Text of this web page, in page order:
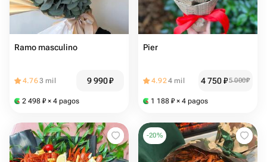
Ramo masculino
4.763 mil 9 990₽
2 498 ₽ × 4 pagos
Pier
4.924 mil 4 750₽5 000₽
1 188 ₽ × 4 pagos
-20%